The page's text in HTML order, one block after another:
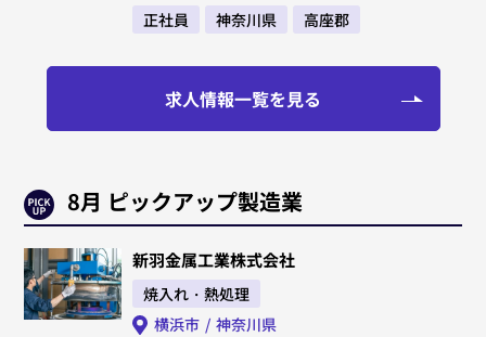
正社員 神奈川県 高座郡
求人情報一覧を見る
8月 ピックアップ製造業
新羽金属工業株式会社
焼入れ・熱処理
神奈川県
横浜市